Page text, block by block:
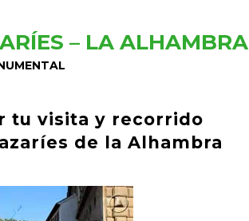
– LA ALHAMBRA
tu visita y recorrido
de la Alhambra